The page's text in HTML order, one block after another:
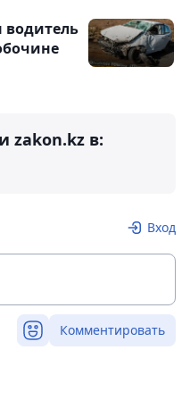
водитель
zakon.kz в:
Вход
Комментировать